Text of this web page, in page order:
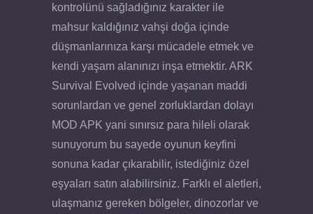
kontrolünü sağladığınız karakter ile
mahsur kaldığınız vahşi doğa içinde
düşmanlarınıza karşı mücadele etmek ve
kendi yaşam alanınızı inşa etmektir. ARK
Survival Evolved içinde yaşanan maddi
sorunlardan ve genel zorluklardan dolayı
MOD APK yani sınırsız para hileli olarak
sunuyorum bu sayede oyunun keyfini
sonuna kadar çıkarabilir, istediğiniz özel
eşyaları satın alabilirsiniz. Farklı el aletleri,
ulaşmanız gereken bölgeler, dinozorlar ve